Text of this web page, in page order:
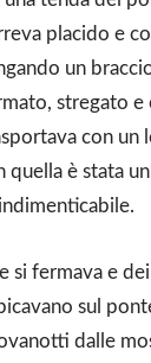
placido e
un
stregato e
con un
è stata
si fermava e
sul
dalle